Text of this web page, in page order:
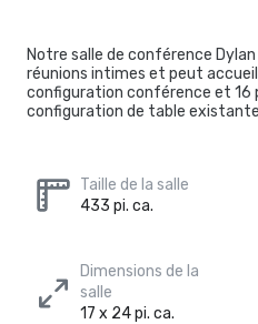
Notre salle de conférence
réunions intimes et peut
configuration conférence et 16
configuration de table
Taille de la salle
433 pi. ca.
Dimensions de la
salle
17 x 24 pi. ca.